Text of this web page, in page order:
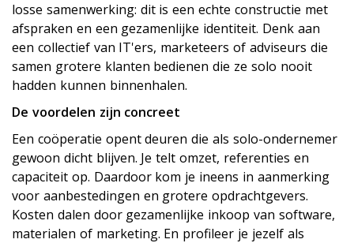
losse samenwerking: dit is een echte constructie met
afspraken en een gezamenlijke identiteit. Denk aan
een collectief van IT'ers, marketeers of adviseurs die
samen grotere klanten bedienen die ze solo nooit
hadden kunnen binnenhalen.
De voordelen zijn concreet
Een coöperatie opent deuren die als solo-ondernemer
gewoon dicht blijven. Je telt omzet, referenties en
capaciteit op. Daardoor kom je ineens in aanmerking
voor aanbestedingen en grotere opdrachtgevers.
Kosten dalen door gezamenlijke inkoop van software,
materialen of marketing. En profileer je jezelf als